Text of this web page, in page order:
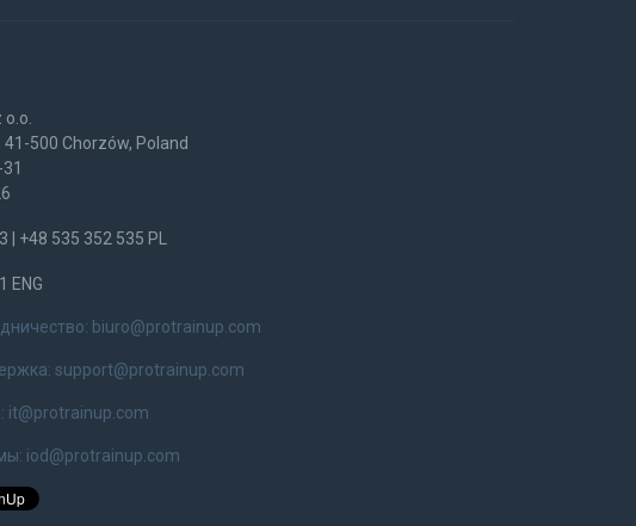
41-500 Chorzów, Poland
| +48 535 352 535 PL
ENG
biuro@protrainup.com
support@protrainup.com
it@protrainup.com
iod@protrainup.com